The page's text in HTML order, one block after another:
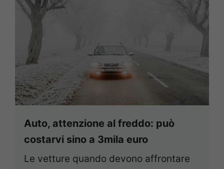
Auto, attenzione al freddo: può
costarvi sino a 3mila euro
Le vetture quando devono affrontare